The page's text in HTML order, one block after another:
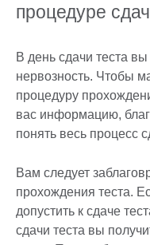
процедуре
В день сдачи теста
нервозность. Чтобы
процедуру
вас информацию,
понять весь процесс
Вам следует
прохождения теста.
допустить к сдаче
сдачи теста вы